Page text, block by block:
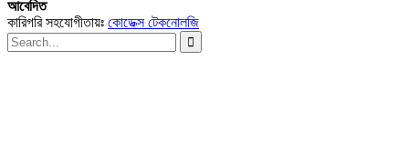
আবেদিত
কারিগরি সহযোগীতায়ঃ কোডেক্স টেকনোলজি